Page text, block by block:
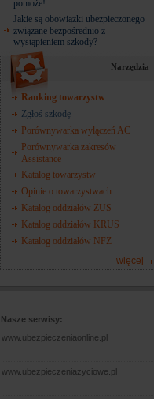
pomoże!
Jakie są obowiązki ubezpieczonego
związane bezpośrednio z
wystąpieniem szkody?
Narzędzia
Ranking towarzystw
Zgłoś szkodę
Porównywarka wyłączeń AC
Porównywarka zakresów
Assistance
Katalog towarzystw
Opinie o towarzystwach
Katalog oddziałów ZUS
Katalog oddziałów KRUS
Katalog oddziałów NFZ
więcej
Nasze serwisy:
www.ubezpieczeniaonline.pl
www.ubezpieczeniazyciowe.pl